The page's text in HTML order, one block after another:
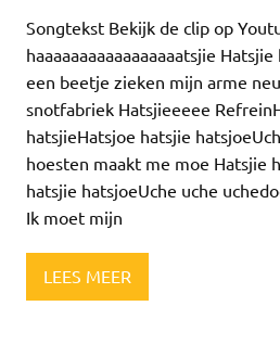
Songtekst Bekijk de clip op
haaaaaaaaaaaaaaaaatsjie
een beetje zieken mijn arme
snotfabriek Hatsjieeeee
hatsjieHatsjoe hatsjie
hoesten maakt me moe Hatsjie
hatsjie hatsjoeUche uche
Ik moet mijn
LEES MEER